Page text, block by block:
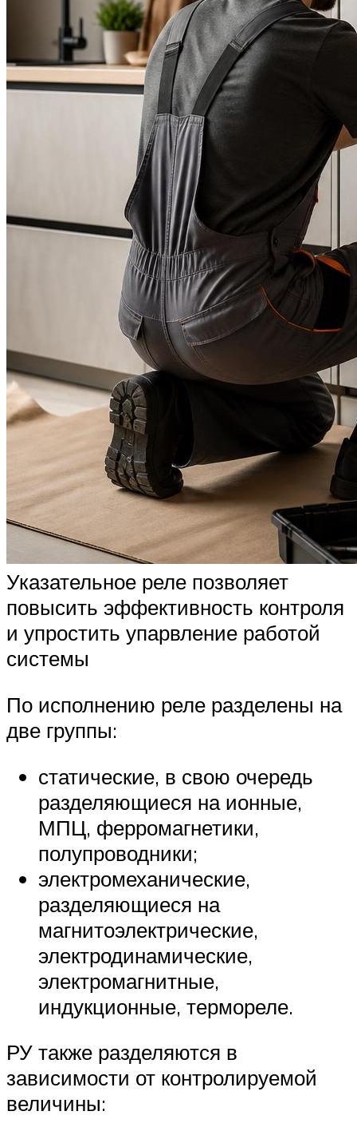
Указательное реле позволяет
повысить эффективность контроля
и упростить упарвление работой
системы
По исполнению реле разделены на
две группы:
статические, в свою очередь
разделяющиеся на ионные,
МПЦ, ферромагнетики,
полупроводники;
электромеханические,
разделяющиеся на
магнитоэлектрические,
электродинамические,
электромагнитные,
индукционные, термореле.
РУ также разделяются в
зависимости от контролируемой
величины: